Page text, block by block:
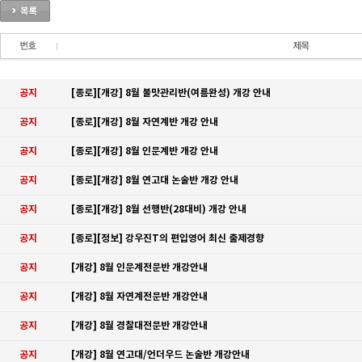
공지 [종로][개강] 8월 불맛관리반(여름완성) 개강 안내
공지 [종로][개강] 8월 자연계반 개강 안내
공지 [종로][개강] 8월 인문계반 개강 안내
공지 [종로][개강] 8월 연고대 논술반 개강 안내
공지 [종로][개강] 8월 선행반(28대비) 개강 안내
공지 [종로][정보] 강우진T의 편입영어 최신 출제경향
공지 [개강] 8월 인문계전문반 개강안내
공지 [개강] 8월 자연계전문반 개강안내
공지 [개강] 8월 경찰대전문반 개강안내
공지 [개강] 8월 연고대/언더우드 논술반 개강안내